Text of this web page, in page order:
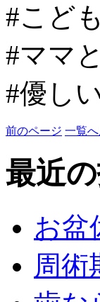
#こど
#ママ
#優し
前のページ 一覧へ
最近
お盆
周術